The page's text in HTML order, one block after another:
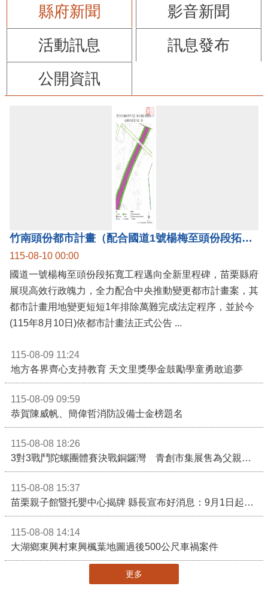
縣府新聞
影音新聞
活動訊息
訊息發布
公開資訊
竹南頭份都市計畫（配合國道1號楊梅至頭份段拓寬工程）案公告實施，國道1號楊梅至頭份黃金廊帶加速啟動！
115-08-10 00:00
國道一號楊梅至頭份段拓寬工程邁向全新里程碑，苗栗縣府
展現高效行政魄力，全力配合中央推動變更都市計畫案，其
都市計畫用地變更短短1年排除萬難完成法定程序，並於今
115-08-09 11:24
地方各界齊心支持教育 天文里獎學金鼓勵學童勇敢追夢
115-08-09 09:59
恭賀陳威帆、簡偉哲消防設備士金榜題名
115-08-08 18:26
115-08-08 15:37
115-08-08 14:14
大湖鄉東興村東興楓葉地圖過後500公尺車禍案件
更多